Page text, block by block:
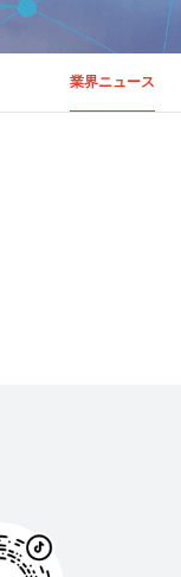
業界ニュース